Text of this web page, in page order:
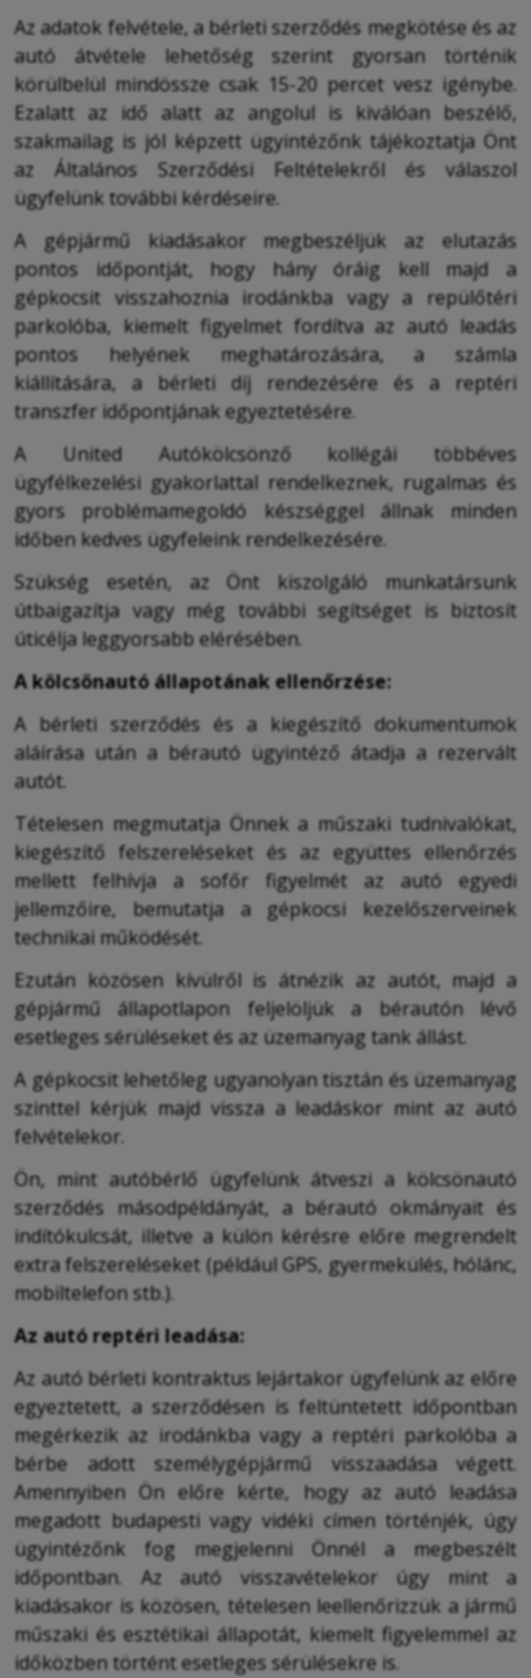
Az adatok felvétele, a bérleti szerződés megkötése és az
autó átvétele lehetőség szerint gyorsan történik
körülbelül mindössze csak 15-20 percet vesz igénybe.
Ezalatt az idő alatt az angolul is kiválóan beszélő,
szakmailag is jól képzett ügyintézőnk tájékoztatja Önt
az Általános Szerződési Feltételekről és válaszol
ügyfelünk további kérdéseire.
A gépjármű kiadásakor megbeszéljük az elutazás
pontos időpontját, hogy hány óráig kell majd a
gépkocsit visszahoznia irodánkba vagy a repülőtéri
parkolóba, kiemelt figyelmet fordítva az autó leadás
pontos helyének meghatározására, a számla
kiállítására, a bérleti díj rendezésére és a reptéri
transzfer időpontjának egyeztetésére.
A United Autókölcsönző kollégái többéves
ügyfélkezelési gyakorlattal rendelkeznek, rugalmas és
gyors problémamegoldó készséggel állnak minden
időben kedves ügyfeleink rendelkezésére.
Szükség esetén, az Önt kiszolgáló munkatársunk
útbaigazítja vagy még további segítséget is biztosít
úticélja leggyorsabb elérésében.
A kölcsönautó állapotának ellenőrzése:
A bérleti szerződés és a kiegészítő dokumentumok
aláírása után a bérautó ügyintéző átadja a rezervált
autót.
Tételesen megmutatja Önnek a műszaki tudnivalókat,
kiegészítő felszereléseket és az együttes ellenőrzés
mellett felhívja a sofőr figyelmét az autó egyedi
jellemzőire, bemutatja a gépkocsi kezelőszerveinek
technikai működését.
Ezután közösen kívülről is átnézik az autót, majd a
gépjármű állapotlapon feljelöljük a bérautón lévő
esetleges sérüléseket és az üzemanyag tank állást.
A gépkocsit lehetőleg ugyanolyan tisztán és üzemanyag
szinttel kérjük majd vissza a leadáskor mint az autó
felvételekor.
Ön, mint autóbérlő ügyfelünk átveszi a kölcsönautó
szerződés másodpéldányát, a bérautó okmányait és
indítókulcsát, illetve a külön kérésre előre megrendelt
extra felszereléseket (például GPS, gyermekülés, hólánc,
mobiltelefon stb.).
Az autó reptéri leadása:
Az autó bérleti kontraktus lejártakor ügyfelünk az előre
egyeztetett, a szerződésen is feltüntetett időpontban
megérkezik az irodánkba vagy a reptéri parkolóba a
bérbe adott személygépjármű visszaadása végett.
Amennyiben Ön előre kérte, hogy az autó leadása
megadott budapesti vagy vidéki címen történjék, úgy
ügyintézőnk fog megjelenni Önnél a megbeszélt
időpontban. Az autó visszavételekor úgy mint a
kiadásakor is közösen, tételesen leellenőrizzük a jármű
műszaki és esztétikai állapotát, kiemelt figyelemmel az
időközben történt esetleges sérülésekre is.